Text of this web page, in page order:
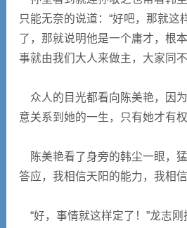
只能无奈的说道：“好吧，那就这
了，那就说明他是一个庸才，根
事就由我们大人来做主，大家同
众人的目光都看向陈美艳，因
意关系到她的一生，只有她才有
陈美艳看了身旁的韩尘一眼，
答应，我相信天阳的能力，我相
“好，事情就这样定了！”龙志